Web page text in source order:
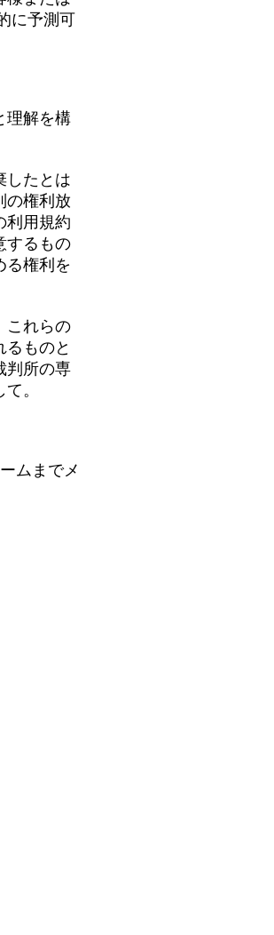
に予測可
理解を構
したとは
の権利放
利用規約
するもの
る権利を
これらの
ものと
判所の専
。
ムまでメ